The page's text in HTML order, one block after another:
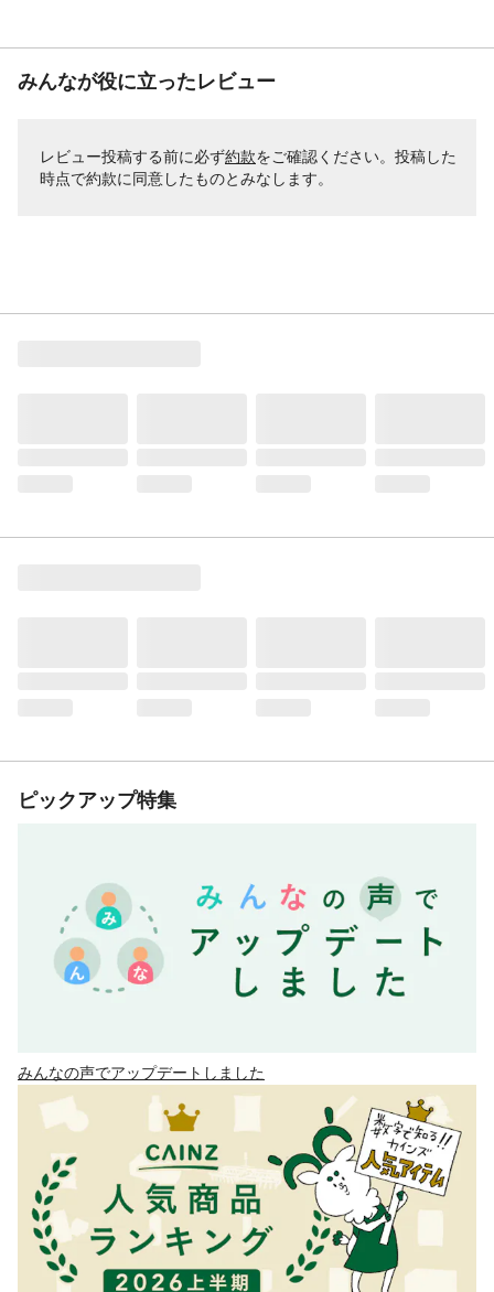
みんなが役に立ったレビュー
レビュー投稿する前に必ず約款をご確認ください。投稿した
時点で約款に同意したものとみなします。
ピックアップ特集
みんなの声でアップデートしました